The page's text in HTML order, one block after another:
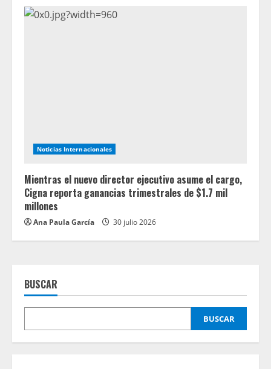
Noticias Internacionales
Mientras el nuevo director ejecutivo asume el cargo,
Cigna reporta ganancias trimestrales de $1.7 mil
millones
Ana Paula García 30 julio 2026
BUSCAR
BUSCAR